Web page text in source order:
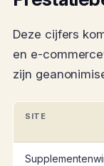
Deze cijfers
en e-
zijn
SITE